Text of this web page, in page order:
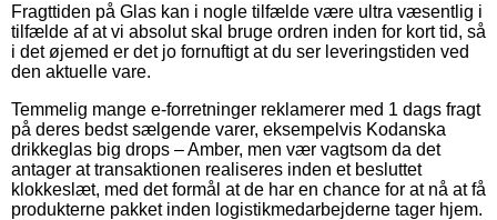
Fragttiden på Glas kan i nogle tilfælde være ultra væsentlig i
tilfælde af at vi absolut skal bruge ordren inden for kort tid, så
i det øjemed er det jo fornuftigt at du ser leveringstiden ved
den aktuelle vare.
Temmelig mange e-forretninger reklamerer med 1 dags fragt
på deres bedst sælgende varer, eksempelvis Kodanska
drikkeglas big drops – Amber, men vær vagtsom da det
antager at transaktionen realiseres inden et besluttet
klokkeslæt, med det formål at de har en chance for at nå at få
produkterne pakket inden logistikmedarbejderne tager hjem.